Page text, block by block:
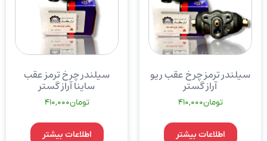
سیلندر ترمز چرخ عقب ریو
آراز گستر
تومان410,000
اطلاعات بیشتر
سیلندر چرخ ترمز عقب
ساینا آراز گستر
تومان410,000
اطلاعات بیشتر